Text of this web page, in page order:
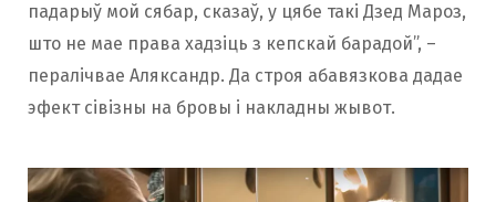
падарыў мой сябар, сказаў, у цябе такі Дзед Мароз,
што не мае права хадзіць з кепскай барадой”, –
пералічвае Аляксандр. Да строя абавязкова дадае
эфект сівізны на бровы і накладны жывот.